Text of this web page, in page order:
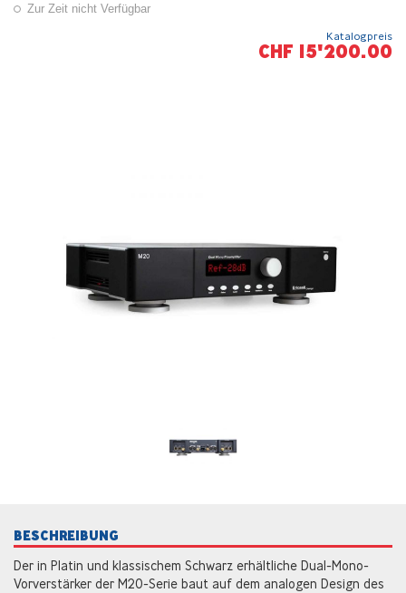
Zur Zeit nicht Verfügbar
Katalogpreis
CHF 15'200.00
BESCHREIBUNG
Der in Platin und klassischem Schwarz erhältliche Dual-Mono-
Vorverstärker der M20-Serie baut auf dem analogen Design des